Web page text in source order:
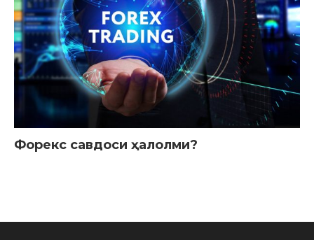
Форекс савдоси ҳалолми?